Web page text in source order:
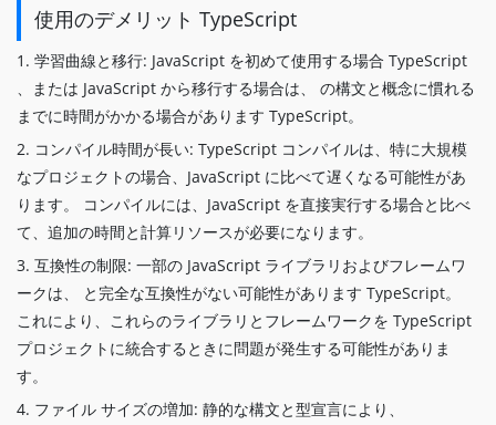
使用のデメリット TypeScript
1. 学習曲線と移行: JavaScript を初めて使用する場合 TypeScript
、または JavaScript から移行する場合は、 の構文と概念に慣れる
までに時間がかかる場合があります TypeScript。
2. コンパイル時間が長い: TypeScript コンパイルは、特に大規模
なプロジェクトの場合、JavaScript に比べて遅くなる可能性があ
ります。 コンパイルには、JavaScript を直接実行する場合と比べ
て、追加の時間と計算リソースが必要になります。
3. 互換性の制限: 一部の JavaScript ライブラリおよびフレームワ
ークは、 と完全な互換性がない可能性があります TypeScript。
これにより、これらのライブラリとフレームワークを TypeScript
プロジェクトに統合するときに問題が発生する可能性がありま
す。
4. ファイル サイズの増加: 静的な構文と型宣言により、